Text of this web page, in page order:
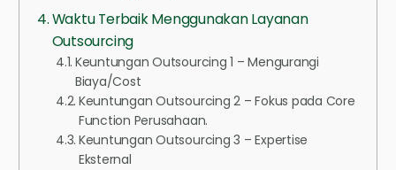
Waktu Terbaik Menggunakan Layanan
Outsourcing
Keuntungan Outsourcing 1 – Mengurangi
Biaya/Cost
Keuntungan Outsourcing 2 – Fokus pada Core
Function Perusahaan.
Keuntungan Outsourcing 3 – Expertise
Eksternal